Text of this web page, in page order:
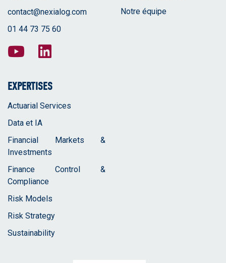
contact@nexialog.com
01 44 73 75 60
Notre équipe
EXPERTISES
Actuarial Services
Data et IA
Financial Markets &
Investments
Finance Control &
Compliance
Risk Models
Risk Strategy
Sustainability